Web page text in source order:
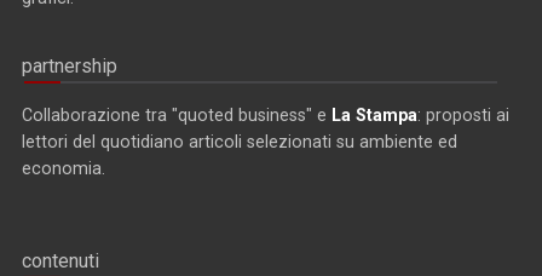
partnership
Collaborazione tra "quoted business" e La Stampa: proposti ai
lettori del quotidiano articoli selezionati su ambiente ed
economia.
contenuti